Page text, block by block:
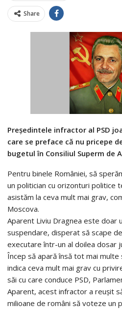
Share
Președintele infractor al PSD
care se preface că nu pricepe
bugetul în Consiliul Superm de
Pentru binele României, să
un politician cu orizonturi politice
asistăm la ceva mult mai grav,
Moscova.
Aparent Liviu Dragnea este doar
suspendare, disperat să scape
executare într-un al doilea dosar
Încep să apară însă tot mai
indica ceva mult mai grav cu
săi cu care conduce PSD,
Aparent, acest infractor a reușit
milioane de români să voteze un